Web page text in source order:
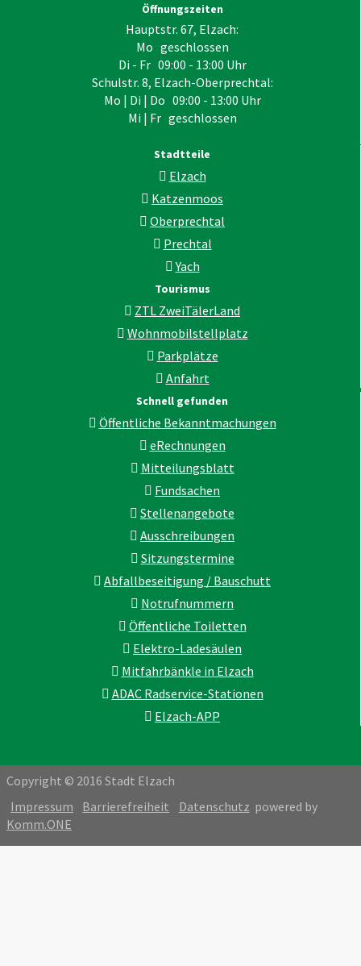
Öffnungszeiten
Hauptstr. 67, Elzach:
Mo geschlossen
Di - Fr 09:00 - 13:00 Uhr
Schulstr. 8, Elzach-Oberprechtal:
Mo | Di | Do 09:00 - 13:00 Uhr
Mi | Fr geschlossen
Stadtteile
Elzach
Katzenmoos
Oberprechtal
Prechtal
Yach
Tourismus
ZTL ZweiTälerLand
Wohnmobilstellplatz
Parkplätze
Anfahrt
Schnell gefunden
Öffentliche Bekanntmachungen
eRechnungen
Mitteilungsblatt
Fundsachen
Stellenangebote
Ausschreibungen
Sitzungstermine
Abfallbeseitigung / Bauschutt
Notrufnummern
Öffentliche Toiletten
Elektro-Ladesäulen
Mitfahrbänkle in Elzach
ADAC Radservice-Stationen
Elzach-APP
Copyright © 2016 Stadt Elzach
Impressum
Barrierefreiheit Datenschutz powered by
Komm.ONE